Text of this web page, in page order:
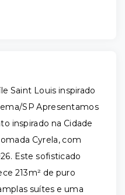
Saint Louis inspirado
SP Apresentamos
inspirado na Cidade
Cyrela, com
Este sofisticado
213m² de puro
suítes e uma